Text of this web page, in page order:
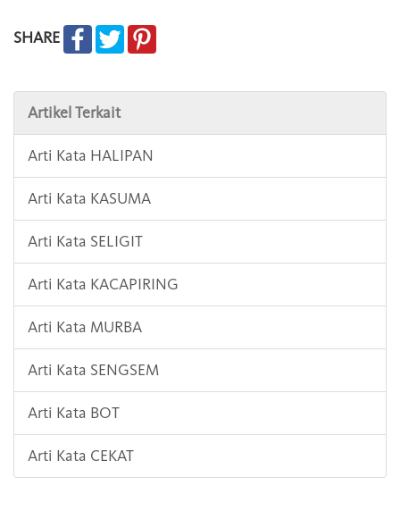
SHARE
Artikel Terkait
Arti Kata HALIPAN
Arti Kata KASUMA
Arti Kata SELIGIT
Arti Kata KACAPIRING
Arti Kata MURBA
Arti Kata SENGSEM
Arti Kata BOT
Arti Kata CEKAT